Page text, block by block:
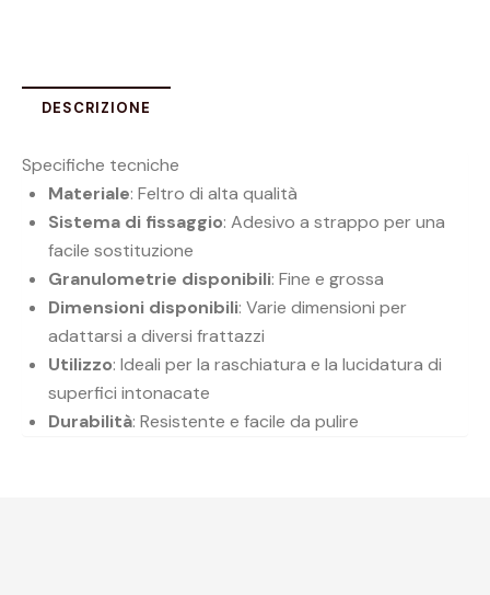
DESCRIZIONE
Specifiche tecniche
Materiale: Feltro di alta qualità
Sistema di fissaggio: Adesivo a strappo per una
facile sostituzione
Granulometrie disponibili: Fine e grossa
Dimensioni disponibili: Varie dimensioni per
adattarsi a diversi frattazzi
Utilizzo: Ideali per la raschiatura e la lucidatura di
superfici intonacate
Durabilità: Resistente e facile da pulire